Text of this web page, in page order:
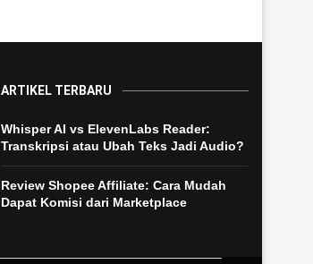
ARTIKEL TERBARU
Whisper AI vs ElevenLabs Reader:
Transkripsi atau Ubah Teks Jadi Audio?
Review Shopee Affiliate: Cara Mudah
Dapat Komisi dari Marketplace